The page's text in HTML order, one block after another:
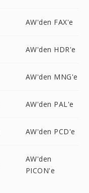
AW'den FAX'e
AW'den HDR'e
AW'den MNG'e
AW'den PAL'e
AW'den PCD'e
AW'den
PICON'e